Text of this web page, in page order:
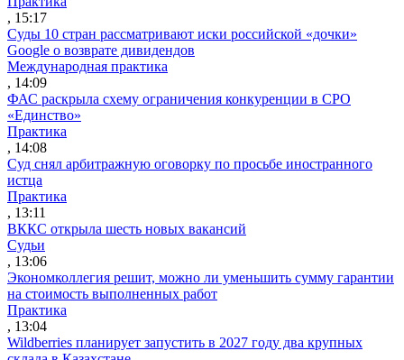
, 15:17
Суды 10 стран рассматривают иски российской «дочки»
Google о возврате дивидендов
Международная практика
, 14:09
ФАС раскрыла схему ограничения конкуренции в СРО
«Единство»
Практика
, 14:08
Суд снял арбитражную оговорку по просьбе иностранного
истца
Практика
, 13:11
ВККС открыла шесть новых вакансий
Судьи
, 13:06
Экономколлегия решит, можно ли уменьшить сумму гарантии
на стоимость выполненных работ
Практика
, 13:04
Wildberries планирует запустить в 2027 году два крупных